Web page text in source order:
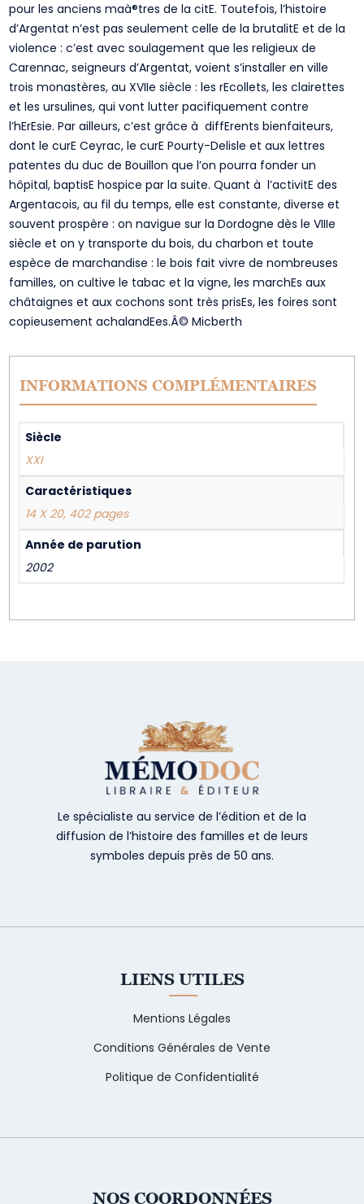
pour les anciens maà®tres de la citE. Toutefois, l’histoire
d’Argentat n’est pas seulement celle de la brutalitE et de la
violence : c’est avec soulagement que les religieux de
Carennac, seigneurs d’Argentat, voient s’installer en ville
trois monastères, au XVIIe siècle : les rEcollets, les clairettes
et les ursulines, qui vont lutter pacifiquement contre
l’hErEsie. Par ailleurs, c’est grâce à diffErents bienfaiteurs,
dont le curE Ceyrac, le curE Pourty-Delisle et aux lettres
patentes du duc de Bouillon que l’on pourra fonder un
hôpital, baptisE hospice par la suite. Quant à l’activitE des
Argentacois, au fil du temps, elle est constante, diverse et
souvent prospère : on navigue sur la Dordogne dès le VIIIe
siècle et on y transporte du bois, du charbon et toute
espèce de marchandise : le bois fait vivre de nombreuses
familles, on cultive le tabac et la vigne, les marchEs aux
châtaignes et aux cochons sont très prisEs, les foires sont
copieusement achalandEes.Â© Micberth
INFORMATIONS COMPLÉMENTAIRES
Siècle
XXI
Caractéristiques
14 X 20, 402 pages
Année de parution
2002
Le spécialiste au service de l’édition et de la
diffusion de l’histoire des familles et de leurs
symboles depuis près de 50 ans.
LIENS UTILES
Mentions Légales
Conditions Générales de Vente
Politique de Confidentialité
NOS COORDONNÉES